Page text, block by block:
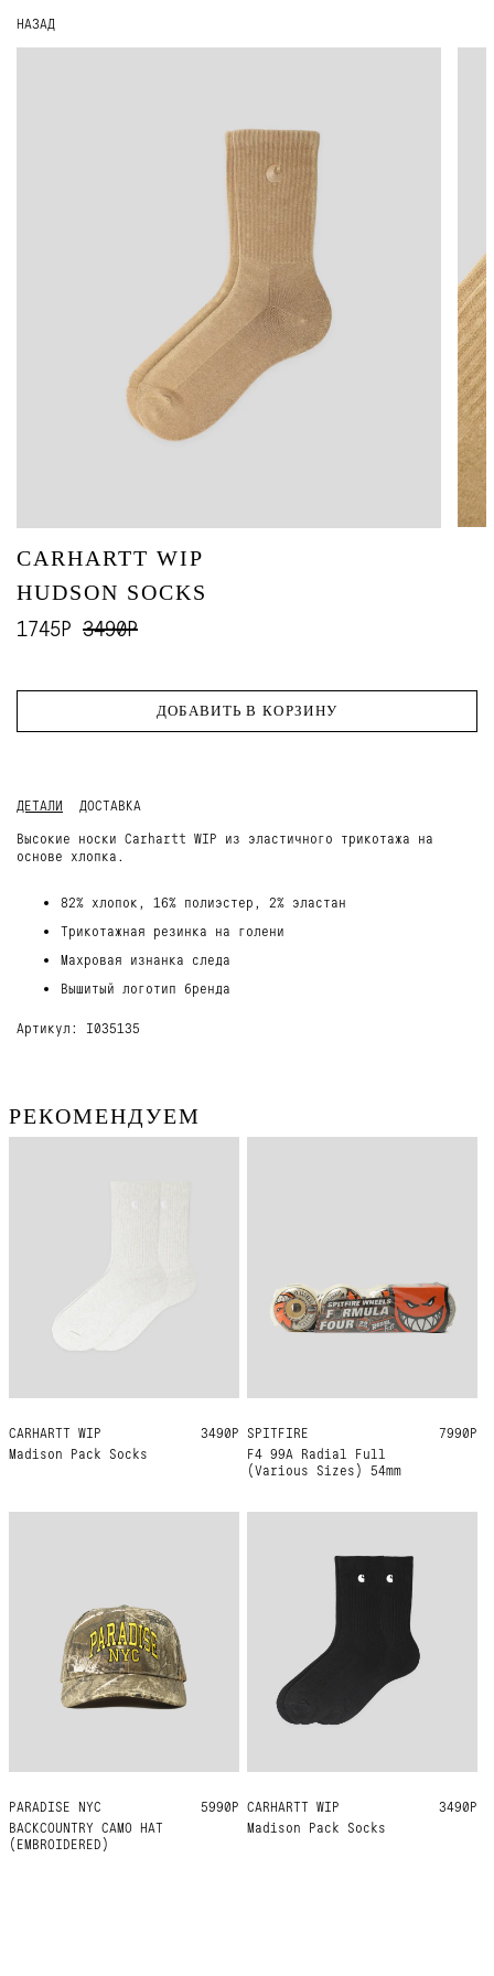
НАЗАД
CARHARTT WIP
HUDSON SOCKS
1745Р 3490Р
ДОБАВИТЬ В КОРЗИНУ
ДЕТАЛИ
ДОСТАВКА
Высокие носки Carhartt WIP из эластичного трикотажа на
основе хлопка.
82% хлопок, 16% полиэстер, 2% эластан
Трикотажная резинка на голени
Махровая изнанка следа
Вышитый логотип бренда
Артикул: I035135
РЕКОМЕНДУЕМ
CARHARTT WIP
Madison Pack Socks
ONE SIZE 3490Р SPITFIRE
F4 99A Radial Full
(Various Sizes) 54mm
54MM 99A 7990Р
PARADISE NYC
BACKCOUNTRY CAMO HAT
(EMBROIDERED)
ONE SIZE 5990Р CARHARTT WIP
Madison Pack Socks
ONE SIZE 3490Р